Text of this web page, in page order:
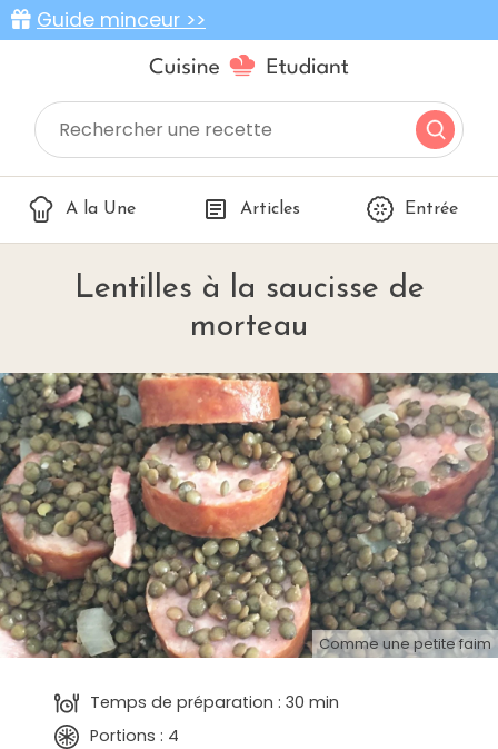
Guide minceur >>
A la Une Articles Entrée
Lentilles à la saucisse de
morteau
Comme une petite faim
Temps de préparation : 30 min
Portions : 4